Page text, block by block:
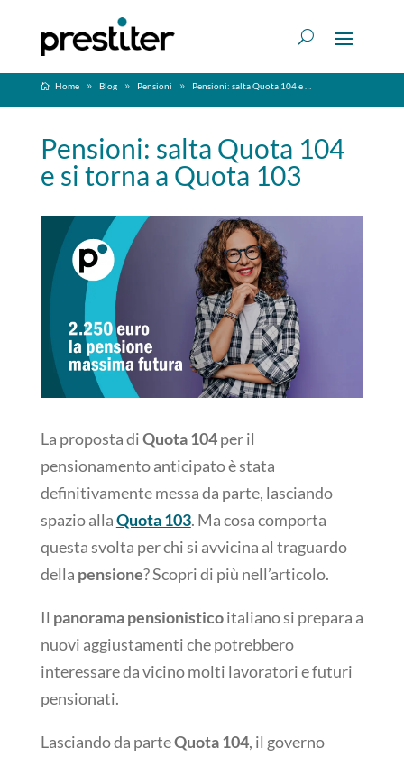
Home Blog Pensioni Pensioni: salta Quota 104 e si torna a Quota 103
Pensioni: salta Quota 104
e si torna a Quota 103
La proposta diQuota 104per il
pensionamento anticipato è stata
definitivamente messa da parte, lasciando
spazio allaQuota 103. Ma cosa comporta
questa svolta per chi si avvicina al traguardo
della pensione? Scopri di più nell’articolo.
Il panorama pensionisticoitaliano si prepara a
nuovi aggiustamenti che potrebbero
interessare da vicino molti lavoratori e futuri
pensionati.
Lasciando da parteQuota 104, il governo